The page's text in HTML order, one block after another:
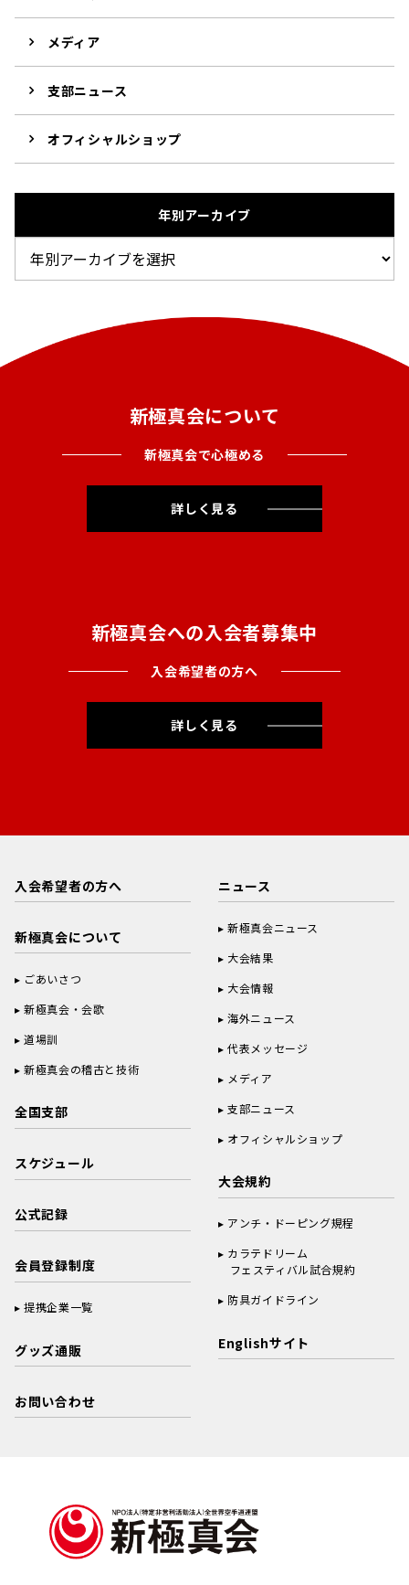
メディア
支部ニュース
オフィシャルショップ
年別アーカイブ
新極真会について
新極真会で心極める
詳しく見る
新極真会への入会者募集中
入会希望者の方へ
詳しく見る
入会希望者の方へ
新極真会について
ごあいさつ
新極真会・会歌
道場訓
新極真会の稽古と技術
全国支部
スケジュール
公式記録
会員登録制度
提携企業一覧
グッズ通販
お問い合わせ
ニュース
新極真会ニュース
大会結果
大会情報
海外ニュース
代表メッセージ
メディア
支部ニュース
オフィシャルショップ
大会規約
アンチ・ドーピング規程
カラテドリーム
フェスティバル試合規約
防具ガイドライン
Englishサイト